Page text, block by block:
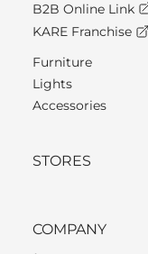
B2B Online Link
KARE Franchise
Furniture
Lights
Accessories
STORES
COMPANY